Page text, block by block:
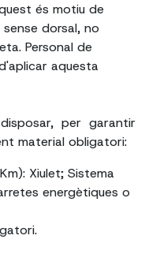
és motiu de
dorsal, no
Personal de
aquesta
per garantir
material obligatori:
Xiulet; Sistema
energètiques o